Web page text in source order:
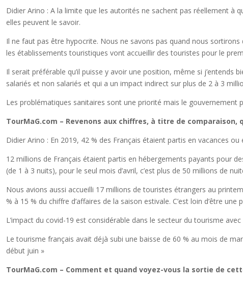
Didier Arino : A la limite que les autorités ne sachent pas réellement à
elles peuvent le savoir.
Il ne faut pas être hypocrite. Nous ne savons pas quand nous
les établissements touristiques vont accueillir des touristes pour le
Il serait préférable qu’il puisse y avoir une position, même si
salariés et non salariés et qui a un impact indirect sur plus de 2 à 3
Les problématiques sanitaires sont une priorité mais le
TourMaG.com – Revenons aux chiffres, à titre de
Didier Arino : En 2019, 42 % des Français étaient partis en vacances
12 millions de Français étaient partis en hébergements payants pour
(de 1 à 3 nuits), pour le seul mois d’avril, c’est plus de 50 millions de
Nous avions aussi accueilli 17 millions de touristes étrangers au
% à 15 % du chiffre d’affaires de la saison estivale. C’est loin d’être
L’impact du covid-19 est considérable dans le secteur du tourisme
Le tourisme français avait déjà subi une baisse de 60 % au mois de
début juin »
TourMaG.com – Comment et quand voyez-vous la sortie de